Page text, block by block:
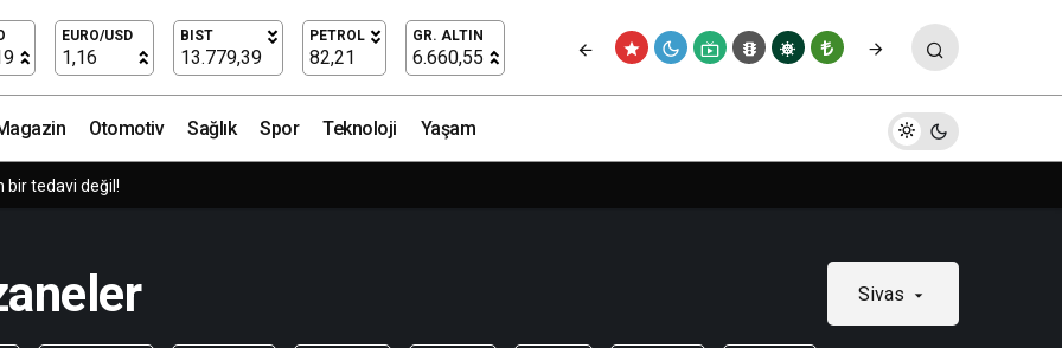
EURO/USD
1,16
BIST
13.779,39
PETROL
82,21
GR. ALTIN
6.660,55
Otomotiv Sağlık Spor Teknoloji Yaşam
bir tedavi değil!
Sivas